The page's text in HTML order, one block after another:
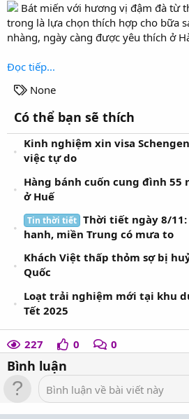
Bát miến với hương vị đậm đà từ
trong là lựa chọn thích hợp cho bữa
nhàng, ngày càng được yêu thích ở
Đọc tiếp...
T
g
s
None
Có thể bạn sẽ thích
Kinh nghiệm xin visa
việc tự do
Hàng bánh cuốn cung đình 55
ở Huế
Tin thời tiết Thời tiết ngày 8/11:
hanh, miền Trung có mưa to
Khách Việt thấp thỏm sợ bị
Quốc
Loạt trải nghiệm mới tại khu
Tết 2025
227 0 0
Bình luận
Bình luận về bài viết này